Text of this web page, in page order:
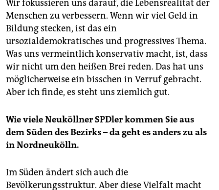
Wir fokussieren uns darauf, die Lebensrealität der
Menschen zu verbessern. Wenn wir viel Geld in
Bildung stecken, ist das ein
ursozialdemokratisches und progressives Thema.
Was uns vermeintlich konservativ macht, ist, dass
wir nicht um den heißen Brei reden. Das hat uns
möglicherweise ein bisschen in Verruf gebracht.
Aber ich finde, es steht uns ziemlich gut.
Wie viele Neuköllner SPDler kommen Sie aus
dem Süden des Bezirks – da geht es anders zu als
in Nordneukölln.
Im Süden ändert sich auch die
Bevölkerungsstruktur. Aber diese Vielfalt macht